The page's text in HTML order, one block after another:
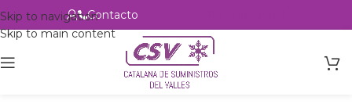
Skip to navigation
Skip to main content
Contacto
csvalles